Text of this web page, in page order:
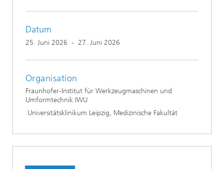
Datum
25. Juni 2026 - 27. Juni 2026
Organisation
Fraunhofer-Institut für Werkzeugmaschinen und
Umformtechnik IWU
Universitätsklinikum Leipzig, Medizinische Fakultät